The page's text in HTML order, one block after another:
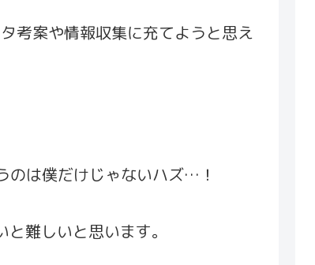
考案や情報収集に充てようと思え
のは僕だけじゃないハズ…！
難しいと思います。